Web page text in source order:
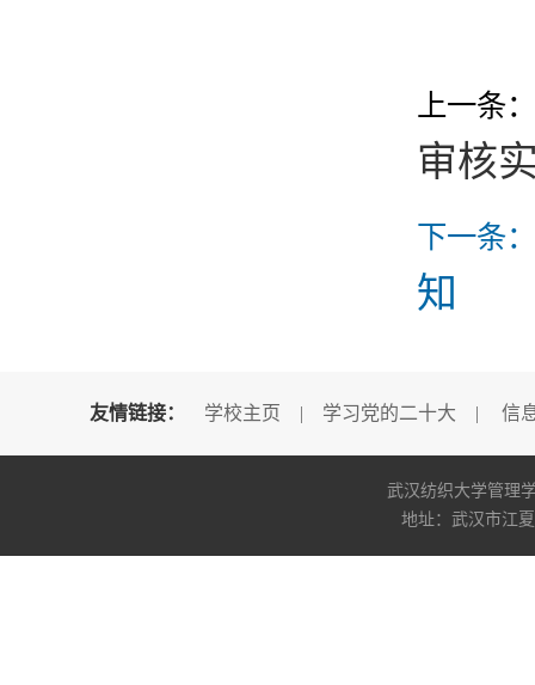
上一条：
审核
下一条：
知
友情链接： 学校主页 | 学习党的二十大 | 信
武汉纺织大学管理
地址：武汉市江